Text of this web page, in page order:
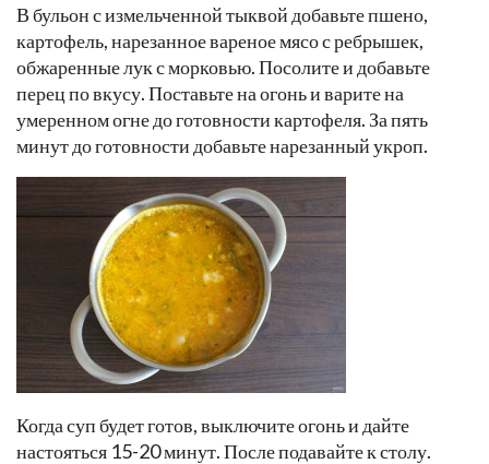
В бульон с измельченной тыквой добавьте пшено,
картофель, нарезанное вареное мясо с ребрышек,
обжаренные лук с морковью. Посолите и добавьте
перец по вкусу. Поставьте на огонь и варите на
умеренном огне до готовности картофеля. За пять
минут до готовности добавьте нарезанный укроп.
Когда суп будет готов, выключите огонь и дайте
настояться 15-20 минут. После подавайте к столу.